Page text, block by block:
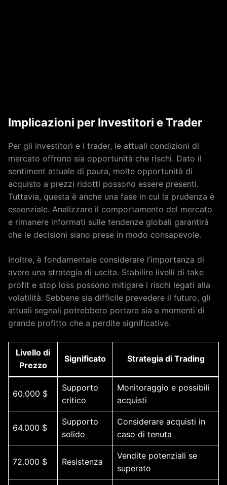
Implicazioni per Investitori e Trader
Per gli investitori e i trader, le attuali condizioni di
mercato offrono sia opportunità che rischi. Dato il
sentiment attuale di paura, molte opportunità di
acquisto a prezzi ridotti possono essere presenti.
Tuttavia, questa è anche una fase in cui la prudenza è
essenziale. Analizzare il comportamento del mercato
e rimanere informati sulle tendenze globali garantirà
che le decisioni siano prese in modo consapevole.
Inoltre, è fondamentale considerare l’importanza di
avere una strategia di uscita. Stabilire livelli di take
profit e stop loss possono mitigare i rischi legati alla
volatilità. Sebbene sia difficile prevedere il futuro, gli
attuali segnali potrebbero portare sia a momenti di
grande profitto che a perdite significative.
Livello di
Prezzo
Significato Strategia di Trading
60.000 $
Supporto
critico
Monitoraggio e possibili
acquisti
64.000 $
Supporto
solido
Considerare acquisti in
caso di tenuta
72.000 $ Resistenza
Vendite potenziali se
superato